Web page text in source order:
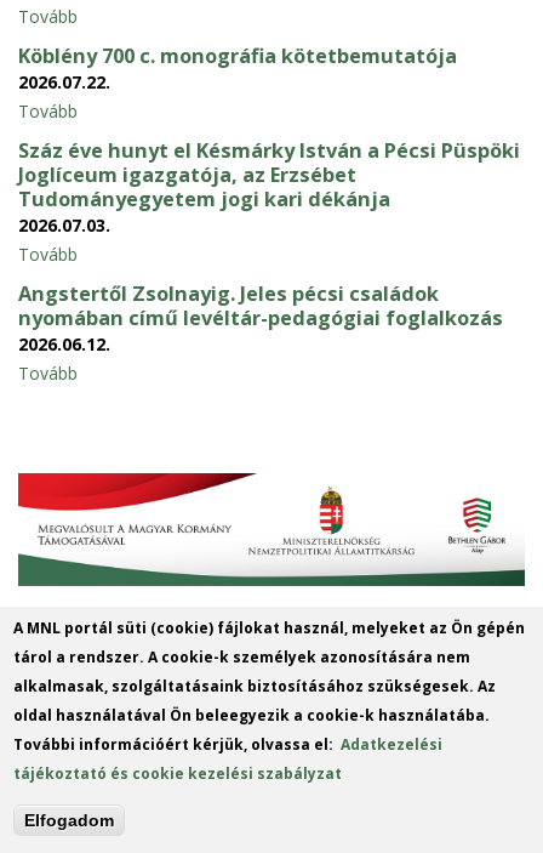
Tovább
Köblény 700 c. monográfia kötetbemutatója
2026.07.22.
Tovább
Száz éve hunyt el Késmárky István a Pécsi Püspöki
Joglíceum igazgatója, az Erzsébet
Tudományegyetem jogi kari dékánja
2026.07.03.
Tovább
Angstertől Zsolnayig. Jeles pécsi családok
nyomában című levéltár-pedagógiai foglalkozás
2026.06.12.
Tovább
Magyar Nemzeti Levéltár Baranya
Vármegyei Levéltára
Cím:
7621 Pécs, Király utca 11.
Postacím: 7621 Pécs, Király utca 11.
A MNL portál süti (cookie) fájlokat használ, melyeket az Ön gépén
tárol a rendszer. A cookie-k személyek azonosítására nem
alkalmasak, szolgáltatásaink biztosításához szükségesek. Az
oldal használatával Ön beleegyezik a cookie-k használatába.
További információért kérjük, olvassa el:Adatkezelési
tájékoztató és cookie kezelési szabályzat
Elfogadom